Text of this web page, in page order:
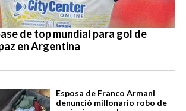
de top mundial para gol de
en Argentina
Esposa de Franco Armani
denunció millonario robo de